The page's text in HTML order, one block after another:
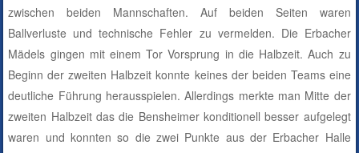
zwischen beiden Mannschaften. Auf beiden Seiten waren
Ballverluste und technische Fehler zu vermelden. Die Erbacher
Mädels gingen mit einem Tor Vorsprung in die Halbzeit. Auch zu
Beginn der zweiten Halbzeit konnte keines der beiden Teams eine
deutliche Führung herausspielen. Allerdings merkte man Mitte der
zweiten Halbzeit das die Bensheimer konditionell besser aufgelegt
waren und konnten so die zwei Punkte aus der Erbacher Halle